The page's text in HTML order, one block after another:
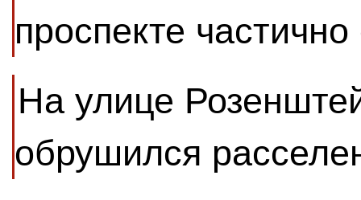
проспекте
На улице
обрушился